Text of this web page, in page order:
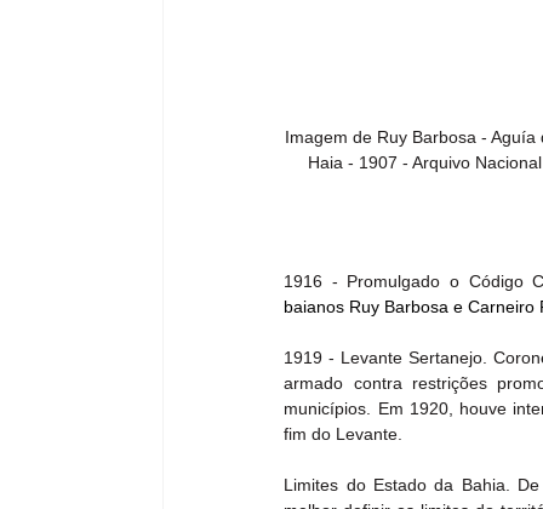
Imagem de Ruy Barbosa -
Haia - 1907 - Arquivo Nacional
1916 - Promulgado o Código
baianos Ruy Barbosa e Carneiro
1919 - Levante Sertanejo.
armado contra restrições
municípios. Em 1920, houve
fim do Levante.
Limites do Estado da Bahia.